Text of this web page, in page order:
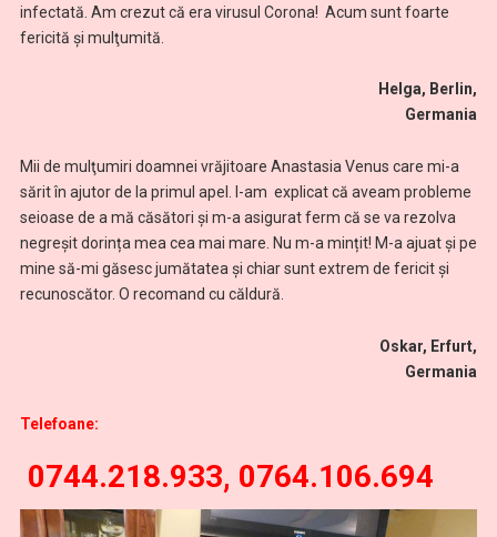
infectată. Am crezut că era virusul Corona! Acum sunt foarte
fericită şi mulţumită.
Helga, Berlin,
Germania
Mii de mulţumiri doamnei vrăjitoare Anastasia Venus care mi-a
sărit în ajutor de la primul apel. I-am explicat că aveam probleme
seioase de a mă căsători și m-a asigurat ferm că se va rezolva
negreșit dorința mea cea mai mare. Nu m-a mințit! M-a ajuat și pe
mine să-mi găsesc jumătatea și chiar sunt extrem de fericit și
recunoscător. O recomand cu căldură.
Oskar, Erfurt,
Germania
Telefoane:
0744.218.933, 0764.106.694